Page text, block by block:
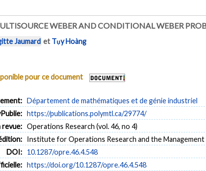
WEBER AND CONDITIONAL WEBER
Jaumard et Tụy Hoàng
pour ce document
Département de mathématiques et de génie industriel
https://publications.polymtl.ca/29774/
revue: Operations Research (vol. 46, no 4)
Institute for Operations Research and the Management
DOI: 10.1287/opre.46.4.548
https://doi.org/10.1287/opre.46.4.548